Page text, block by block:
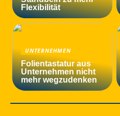
Flexibilität
UNTERNEHMEN
Folientastatur aus
Unternehmen nicht
mehr wegzudenken